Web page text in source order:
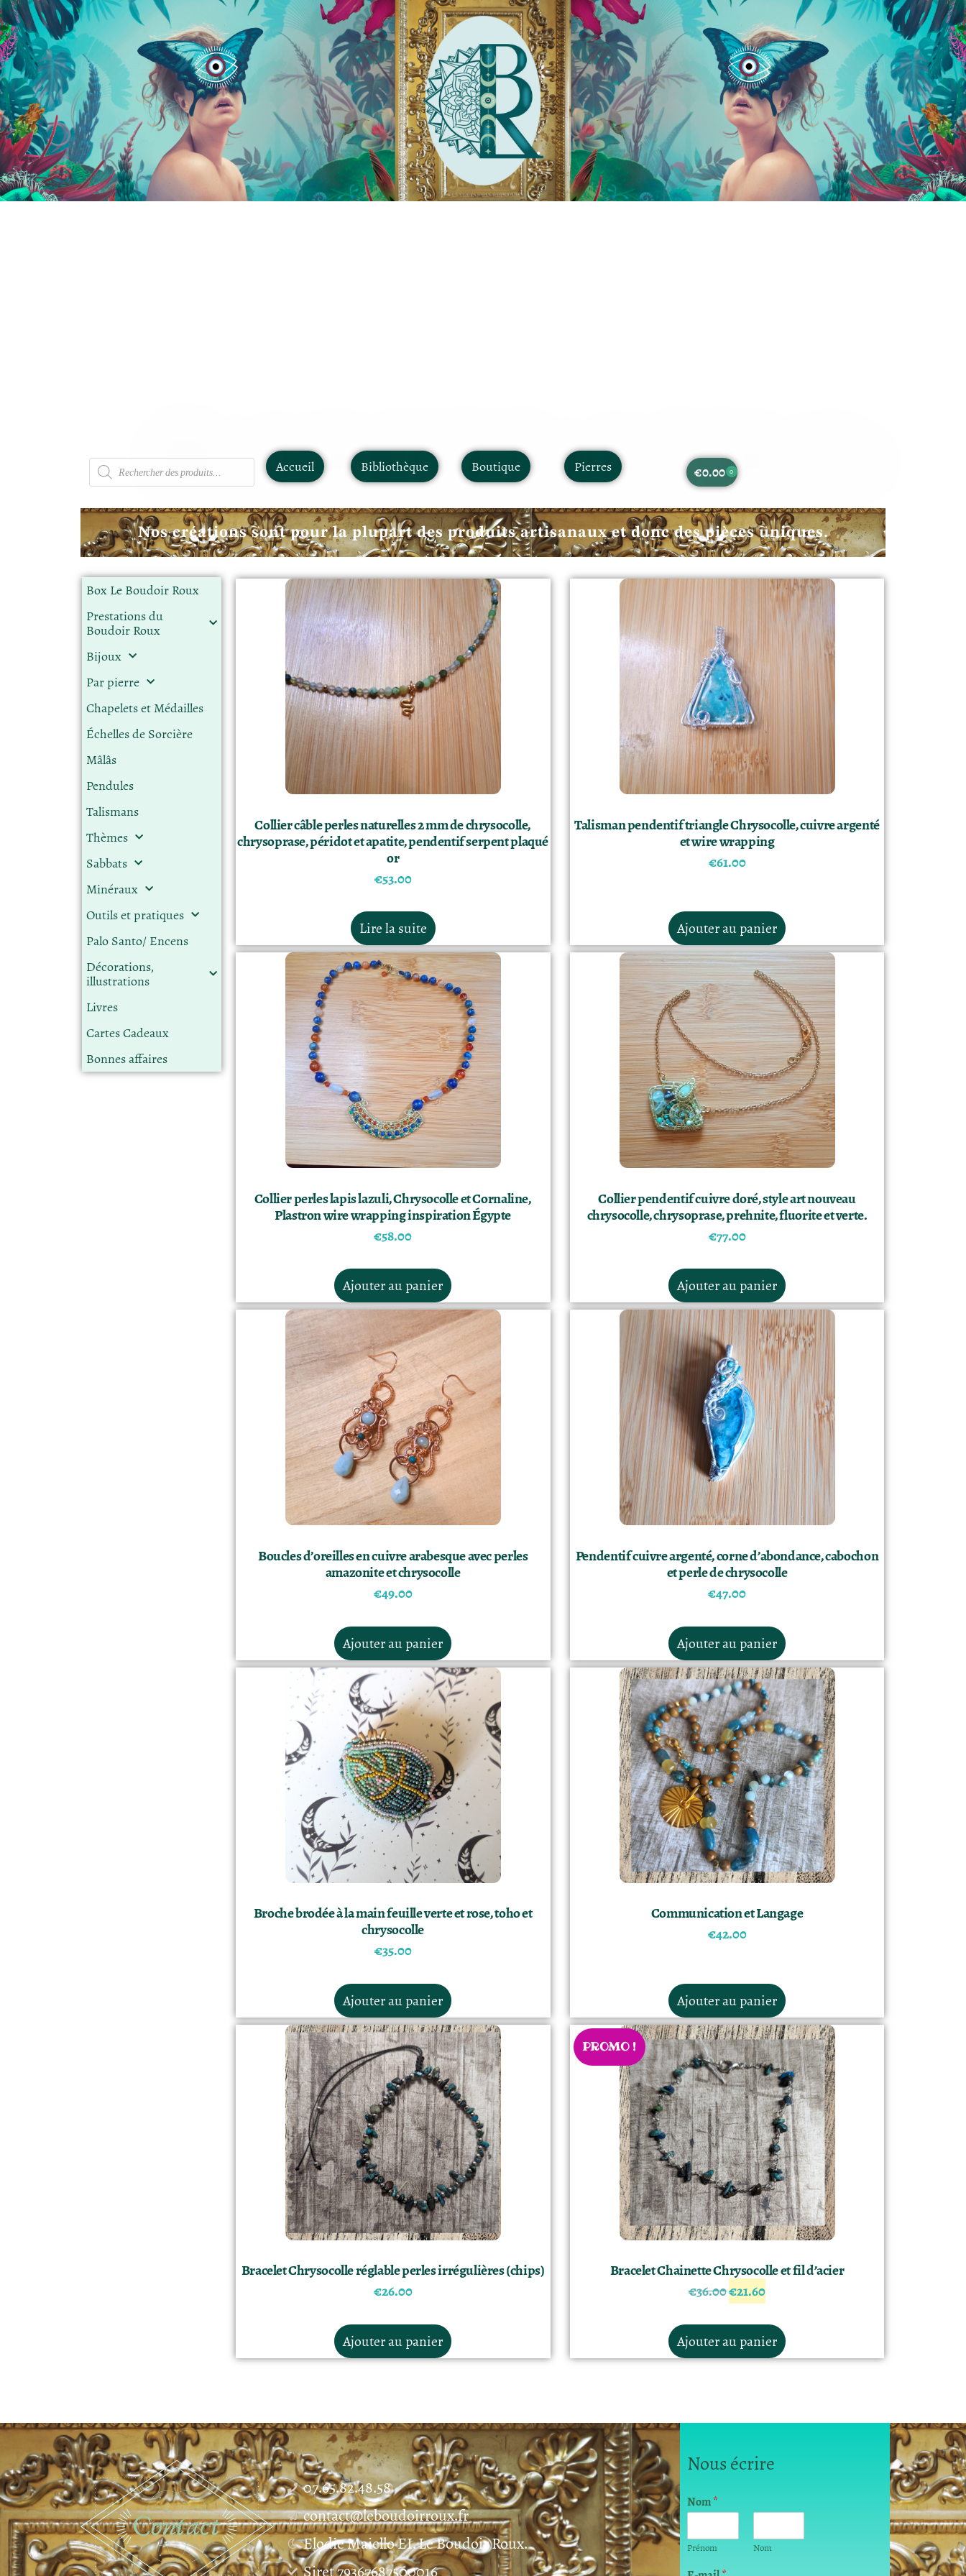
Accueil Bibliothèque Boutique Pierres €0.00 0
Nos créations sont pour la plupart des produits artisanaux et donc des pièces uniques.
Box Le Boudoir Roux
Prestations du
Boudoir Roux
Bijoux
Par pierre
Chapelets et Médailles
Échelles de Sorcière
Mâlâs
Pendules
Talismans
Thèmes
Sabbats
Minéraux
Outils et pratiques
Palo Santo/ Encens
Décorations,
illustrations
Livres
Cartes Cadeaux
Bonnes affaires
Collier câble perles naturelles 2 mm de chrysocolle,
chrysoprase, péridot et apatite, pendentif serpent plaqué
or
€53.00
Lire la suite
Talisman pendentif triangle Chrysocolle, cuivre argenté
et wire wrapping
€61.00
Ajouter au panier
Collier perles lapis lazuli, Chrysocolle et Cornaline,
Plastron wire wrapping inspiration Égypte
€58.00
Ajouter au panier
Collier pendentif cuivre doré, style art nouveau
chrysocolle, chrysoprase, prehnite, fluorite et verte.
€77.00
Ajouter au panier
Boucles d’oreilles en cuivre arabesque avec perles
amazonite et chrysocolle
€49.00
Ajouter au panier
Pendentif cuivre argenté, corne d’abondance, cabochon
et perle de chrysocolle
€47.00
Ajouter au panier
Broche brodée à la main feuille verte et rose, toho et
chrysocolle
€35.00
Ajouter au panier
Communication et Langage
€42.00
Ajouter au panier
Bracelet Chrysocolle réglable perles irrégulières (chips)
€26.00
Ajouter au panier
PROMO !
Bracelet Chainette Chrysocolle et fil d’acier
€36.00€21.60
Ajouter au panier
07.65.82.48.58
contact@leboudoirroux.fr
Elodie Maiello EI. Le Boudoir Roux.
Nous écrire
Nom*
Prénom Nom
E